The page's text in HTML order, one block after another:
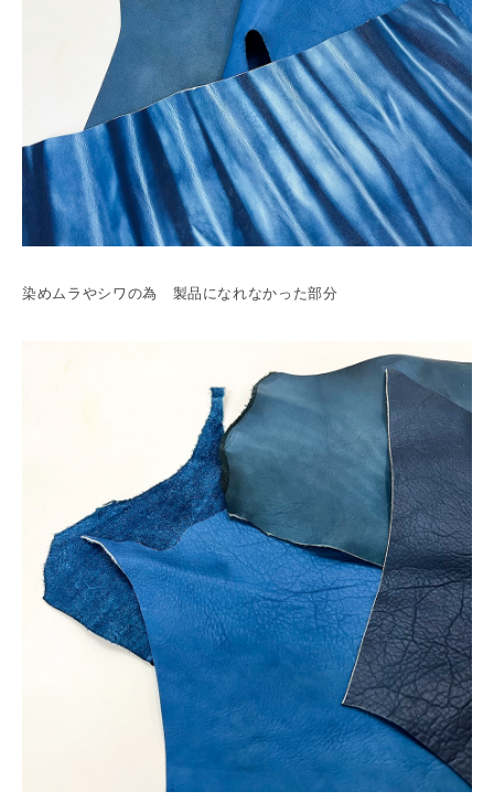
染めムラやシワの為 製品になれなかった部分